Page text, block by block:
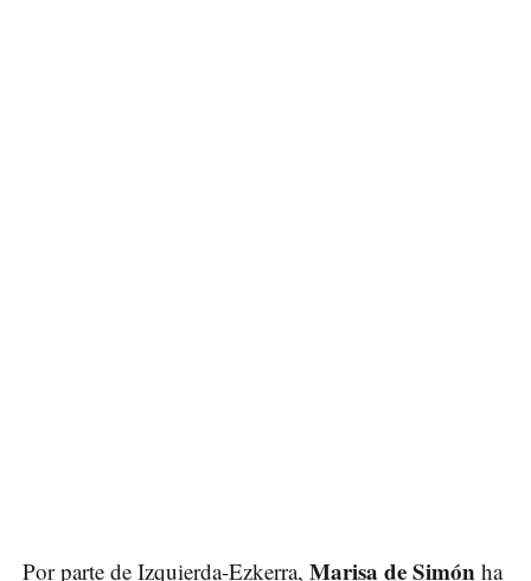
Por parte de Izquierda-Ezkerra, Marisa de Simón ha